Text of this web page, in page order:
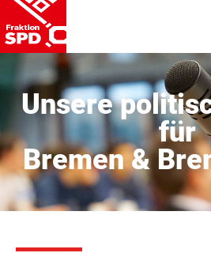
Unsere
für
Bremen &